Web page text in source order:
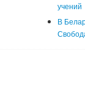
учений
В